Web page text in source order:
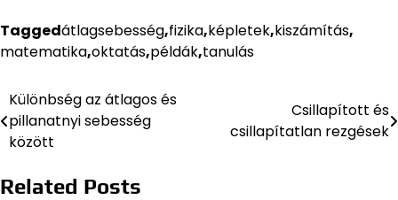
Taggedátlagsebesség,fizika,képletek,kiszámítás,
matematika,oktatás,példák,tanulás
Bejegyzés
navigáció
Különbség az átlagos és
pillanatnyi sebesség
között
Csillapított és
csillapítatlan rezgések
Related Posts